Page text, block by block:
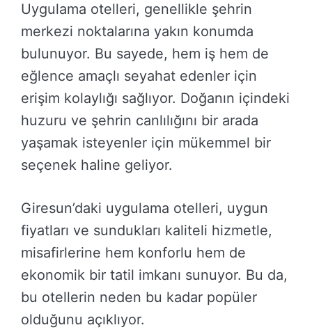
Uygulama otelleri, genellikle şehrin
merkezi noktalarına yakın konumda
bulunuyor. Bu sayede, hem iş hem de
eğlence amaçlı seyahat edenler için
erişim kolaylığı sağlıyor. Doğanın içindeki
huzuru ve şehrin canlılığını bir arada
yaşamak isteyenler için mükemmel bir
seçenek haline geliyor.
Giresun’daki uygulama otelleri, uygun
fiyatları ve sundukları kaliteli hizmetle,
misafirlerine hem konforlu hem de
ekonomik bir tatil imkanı sunuyor. Bu da,
bu otellerin neden bu kadar popüler
olduğunu açıklıyor.